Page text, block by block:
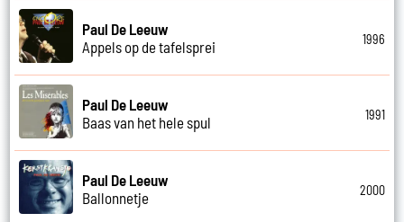
Paul De Leeuw
Appels op de tafelsprei
1996
Paul De Leeuw
Baas van het hele spul
1991
Paul De Leeuw
Ballonnetje
2000